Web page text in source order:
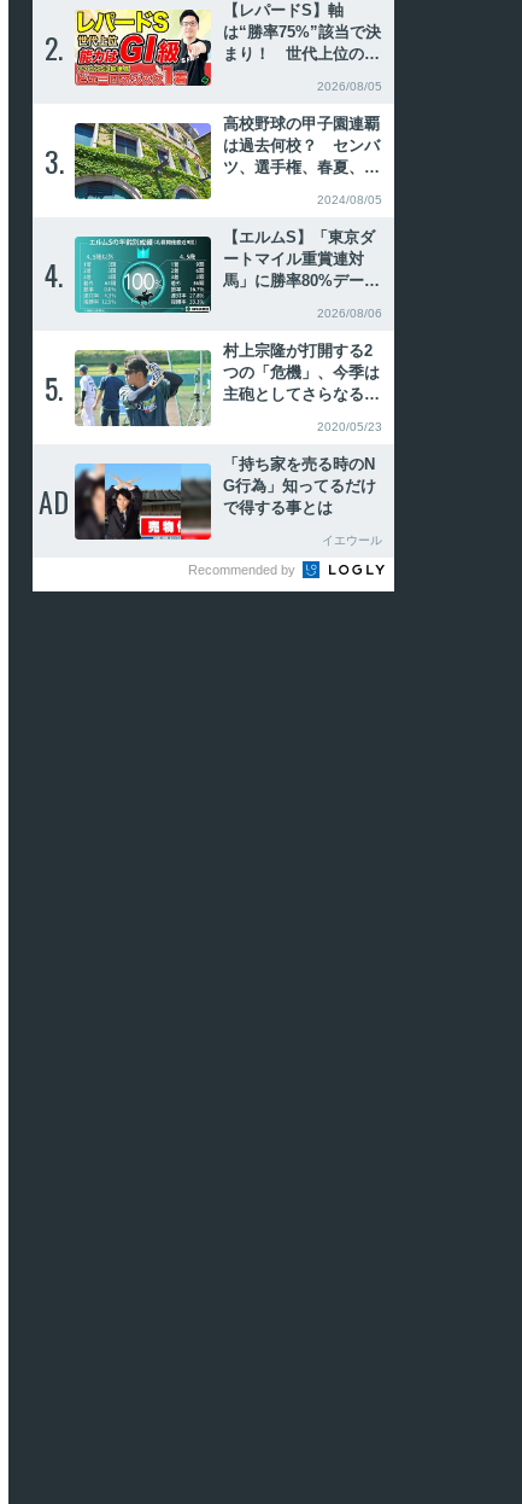
2.
【レパードS】軸
は“勝率75%”該当で決
まり！ 世代上位の能
2026/08/05
3.
高校野球の甲子園連覇
は過去何校？ センバ
ツ、選手権、春夏、夏
2024/08/05
4.
【エルムS】「東京ダ
ートマイル重賞連対
馬」に勝率80%デー
2勝目へ
2026/08/06
5.
村上宗隆が打開する2
つの「危機」、今季は
主砲としてさらなる飛
2020/05/23
AD
「持ち家を売る時のN
G行為」知ってるだけ
で得する事とは
イエウール
Recommended by